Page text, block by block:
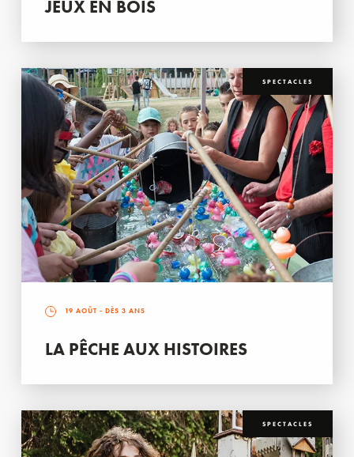
JEUX EN BOIS
SPECTACLES
19 AOÛT - DÈS 3 ANS
LA PÊCHE AUX HISTOIRES
SPECTACLES